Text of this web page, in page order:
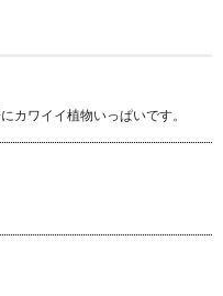
カワイイ植物いっぱいです。